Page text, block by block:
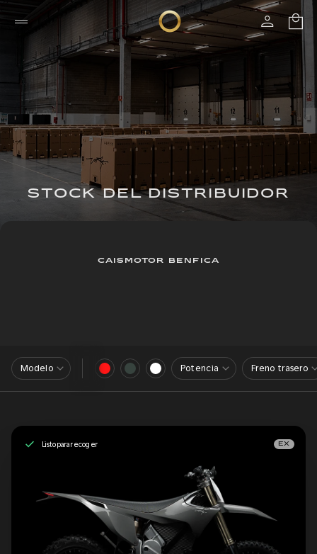
STOCK DEL DISTRIBUIDOR
CAISMOTOR BENFICA
Modelo Potencia Freno trasero
Listo para recoger EX